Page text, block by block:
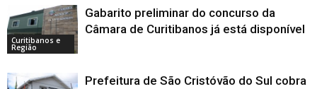
Curitibanos e
Região
Gabarito preliminar do concurso da
Câmara de Curitibanos já está disponível
Prefeitura de São Cristóvão do Sul cobra